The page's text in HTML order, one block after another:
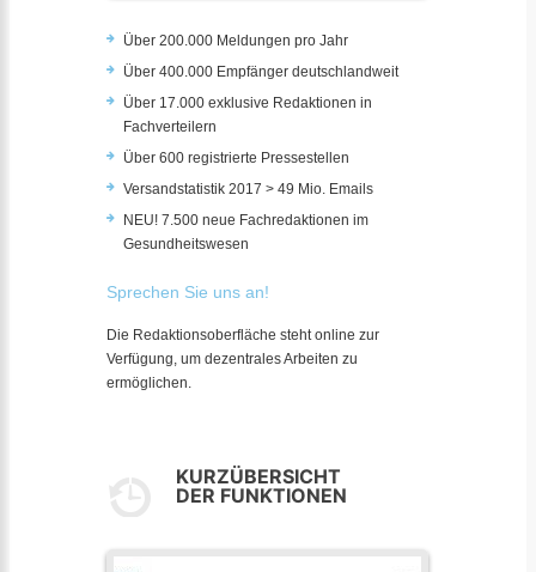
Über 200.000 Meldungen pro Jahr
Über 400.000 Empfänger deutschlandweit
Über 17.000 exklusive Redaktionen in
Fachverteilern
Über 600 registrierte Pressestellen
Versandstatistik 2017 > 49 Mio. Emails
NEU! 7.500 neue Fachredaktionen im
Gesundheitswesen
Sprechen Sie uns an!
Die Redaktionsoberfläche steht online zur
Verfügung, um dezentrales Arbeiten zu
ermöglichen.
KURZÜBERSICHT
DER FUNKTIONEN